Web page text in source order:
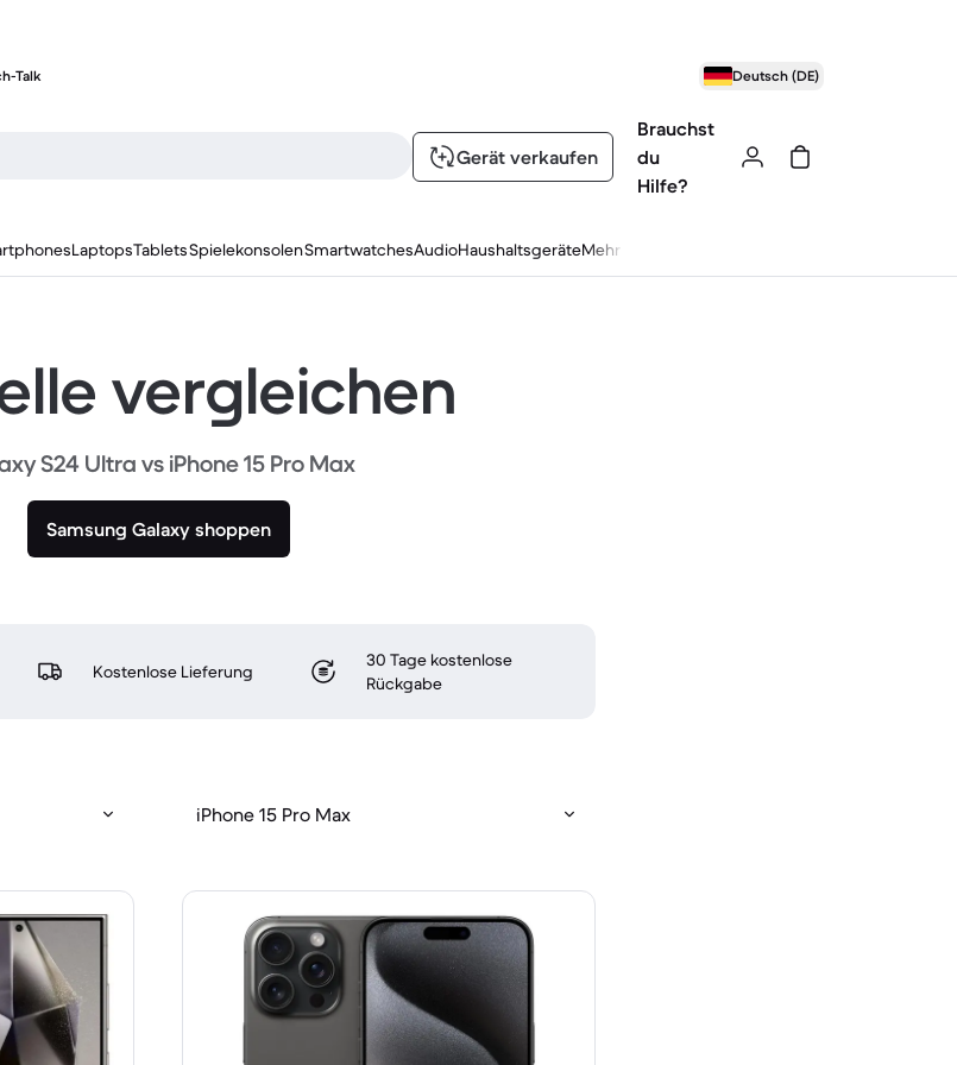
Talk Deutsch (DE)
Gerät verkaufen
Brauchst
du
Hilfe?
LaptopsTabletsSpielekonsolenSmartwatchesAudioHaushaltsgeräteMehr
vergleichen
S24 Ultra vs iPhone 15 Pro Max
Samsung Galaxy shoppen
Kostenlose Lieferung
30 Tage kostenlose
Rückgabe
iPhone 15 Pro Max